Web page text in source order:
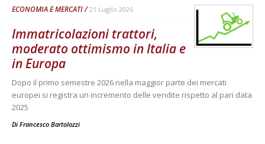
ECONOMIA E MERCATI 21 Luglio 2026
Immatricolazioni trattori,
moderato ottimismo in Italia e
in Europa
Dopo il primo semestre 2026 nella maggior parte dei mercati
europei si registra un incremento delle vendite rispetto al pari data
2025
Di Francesco Bartolozzi